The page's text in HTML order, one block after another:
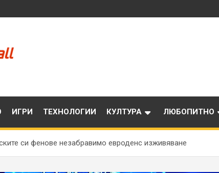
ИГРИ ТЕХНОЛОГИИ КУЛТУРА ЛЮБОПИТНО
си фенове незабравимо евроденс изживяване